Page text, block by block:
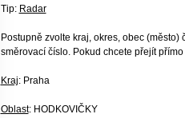
Tip: Radar
Postupně zvolte kraj, okres, obec
směrovací číslo. Pokud chcete přejít
Kraj: Praha
Oblast: HODKOVIČKY